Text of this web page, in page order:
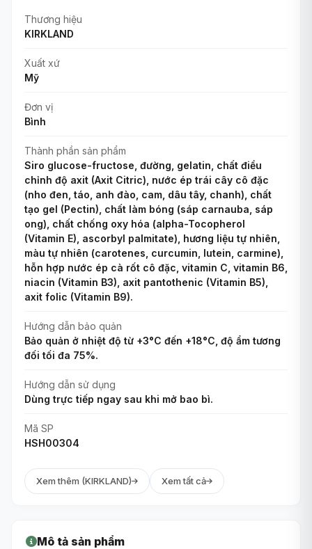
Thương hiệu
KIRKLAND
Xuất xứ
Mỹ
Đơn vị
Bình
Thành phần sản phẩm
Siro glucose-fructose, đường, gelatin, chất điều
chỉnh độ axit (Axit Citric), nước ép trái cây cô đặc
(nho đen, táo, anh đào, cam, dâu tây, chanh), chất
tạo gel (Pectin), chất làm bóng (sáp carnauba, sáp
ong), chất chống oxy hóa (alpha-Tocopherol
(Vitamin E), ascorbyl palmitate), hương liệu tự nhiên,
màu tự nhiên (carotenes, curcumin, lutein, carmine),
hỗn hợp nước ép cà rốt cô đặc, vitamin C, vitamin B6,
niacin (Vitamin B3), axit pantothenic (Vitamin B5),
axit folic (Vitamin B9).
Hướng dẫn bảo quản
Bảo quản ở nhiệt độ từ +3°C đến +18°C, độ ẩm tương
đối tối đa 75%.
Hướng dẫn sử dụng
Dùng trực tiếp ngay sau khi mở bao bì.
Mã SP
HSH00304
Xem thêm (KIRKLAND) Xem tất cả
Mô tả sản phẩm